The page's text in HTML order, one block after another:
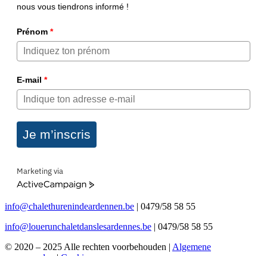
nous vous tiendrons informé !
Prénom *
E-mail *
Je m’inscris
Marketing via
ActiveCampaign
info@chalethurenindeardennen.be | 0479/58 58 55
info@louerunchaletdanslesardennes.be | 0479/58 58 55
© 2020 – 2025 Alle rechten voorbehouden | Algemene